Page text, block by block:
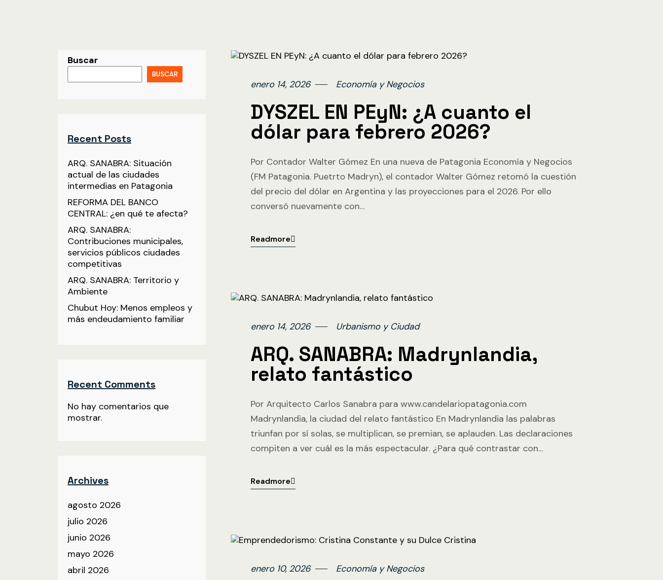
Buscar
BUSCAR
Recent Posts
ARQ. SANABRA: Situación
actual de las ciudades
intermedias en Patagonia
REFORMA DEL BANCO
CENTRAL: ¿en qué te afecta?
ARQ. SANABRA:
Contribuciones municipales,
servicios públicos ciudades
competitivas
ARQ. SANABRA: Territorio y
Ambiente
Chubut Hoy: Menos empleos y
más endeudamiento familiar
Recent Comments
No hay comentarios que
mostrar.
Archives
agosto 2026
julio 2026
junio 2026
mayo 2026
abril 2026
enero 14, 2026 Economía y Negocios
DYSZEL EN PEyN: ¿A cuanto el
dólar para febrero 2026?
Por Contador Walter Gómez En una nueva de Patagonia Economía y Negocios
(FM Patagonia. Puetrto Madryn), el contador Walter Gómez retomó la cuestión
del precio del dólar en Argentina y las proyecciones para el 2026. Por ello
conversó nuevamente con…
Readmore
enero 14, 2026 Urbanismo y Ciudad
ARQ. SANABRA: Madrynlandia,
relato fantástico
Por Arquitecto Carlos Sanabra para www.candelariopatagonia.com
Madrynlandia, la ciudad del relato fantástico En Madrynlandia las palabras
triunfan por sí solas, se multiplican, se premian, se aplauden. Las declaraciones
compiten a ver cuál es la más espectacular. ¿Para qué contrastar con…
Readmore
enero 10, 2026 Economía y Negocios